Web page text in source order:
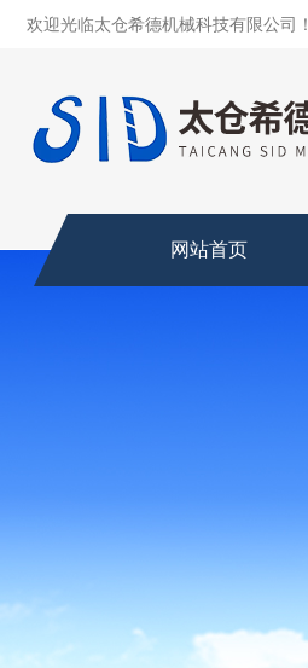
欢迎光临太仓希德机械科技有限公司！
网站首页